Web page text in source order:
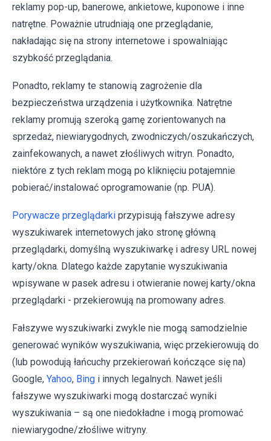
reklamy pop-up, banerowe, ankietowe, kuponowe i inne
natrętne. Poważnie utrudniają one przeglądanie,
nakładając się na strony internetowe i spowalniając
szybkość przeglądania.
Ponadto, reklamy te stanowią zagrożenie dla
bezpieczeństwa urządzenia i użytkownika. Natrętne
reklamy promują szeroką gamę zorientowanych na
sprzedaż, niewiarygodnych, zwodniczych/oszukańczych,
zainfekowanych, a nawet złośliwych witryn. Ponadto,
niektóre z tych reklam mogą po kliknięciu potajemnie
pobierać/instalować oprogramowanie (np. PUA).
Porywacze przeglądarki przypisują fałszywe adresy
wyszukiwarek internetowych jako stronę główną
przeglądarki, domyślną wyszukiwarkę i adresy URL nowej
karty/okna. Dlatego każde zapytanie wyszukiwania
wpisywane w pasek adresu i otwieranie nowej karty/okna
przeglądarki - przekierowują na promowany adres.
Fałszywe wyszukiwarki zwykle nie mogą samodzielnie
generować wyników wyszukiwania, więc przekierowują do
(lub powodują łańcuchy przekierowań kończące się na)
Google, Yahoo, Bing i innych legalnych. Nawet jeśli
fałszywe wyszukiwarki mogą dostarczać wyniki
wyszukiwania – są one niedokładne i mogą promować
niewiarygodne/złośliwe witryny.